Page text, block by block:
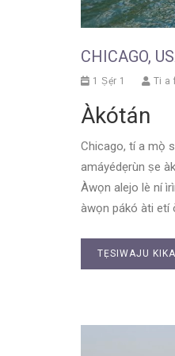
CHICAGO,
1 Ṣẹ́r 1 Ti a
Àkótán
Chicago, tí a mọ̀
amáyédẹrùn ṣe
Àwọn alejo lè ní
àwọn pákó àti etí
TẸSIWAJU KIKA